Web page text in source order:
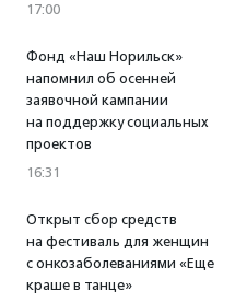
17:00
Фонд «Наш Норильск»
напомнил об осенней
заявочной кампании
на поддержку социальных
проектов
16:31
Открыт сбор средств
на фестиваль для женщин
с онкозаболеваниями «Еще
краше в танце»